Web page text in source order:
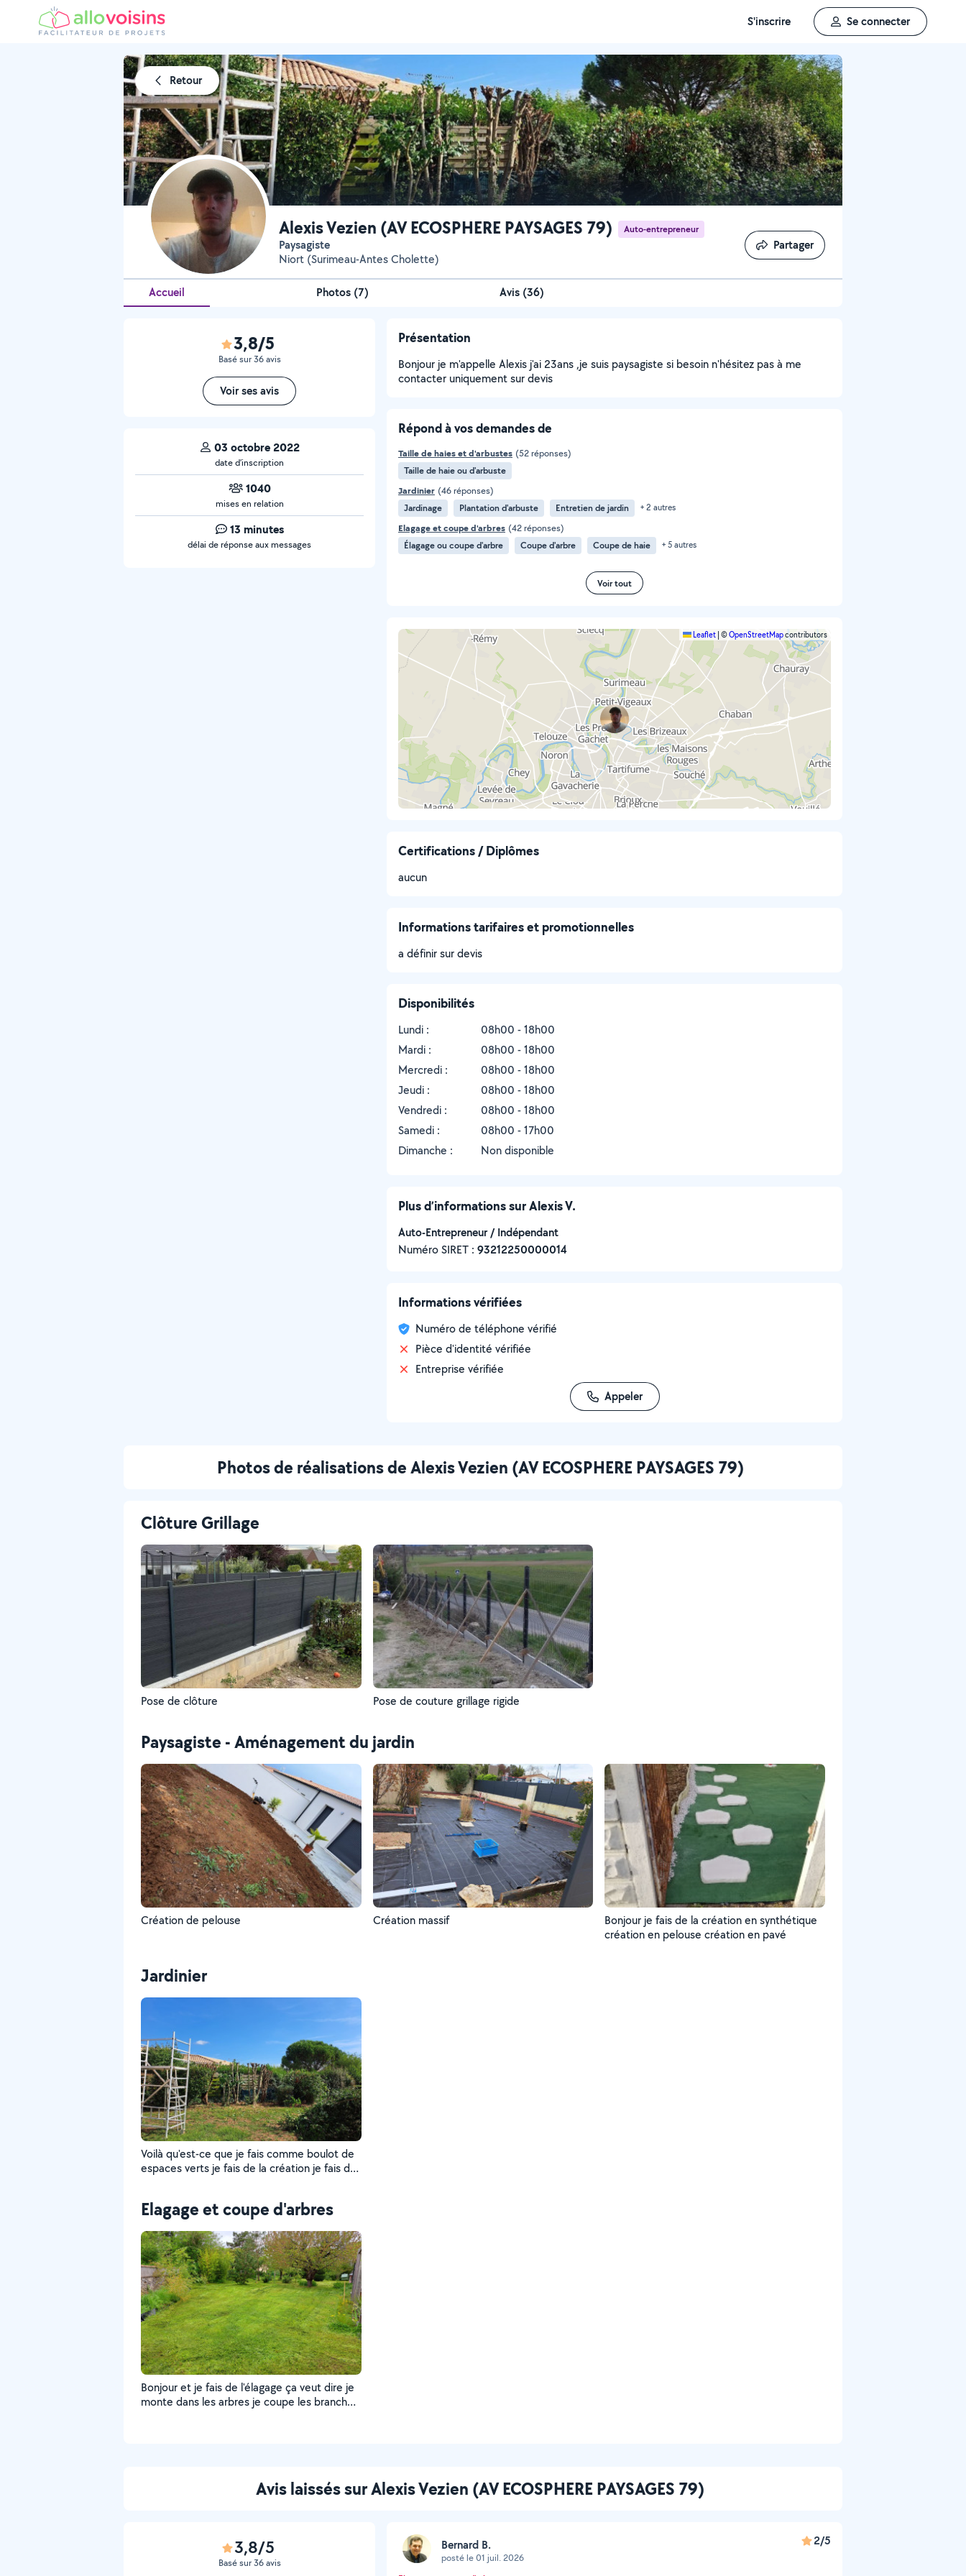
S'inscrire Se connecter
Retour
Alexis Vezien (AV ECOSPHERE PAYSAGES 79) Auto-entrepreneur
Paysagiste
Niort (Surimeau-Antes Cholette)
Partager
Partager
Accueil Photos (7) Avis (36)
3,8/5
Basé sur 36 avis
Voir ses avis
03 octobre 2022
date d’inscription
1040
mises en relation
13 minutes
délai de réponse aux messages
Présentation
Bonjour je m'appelle Alexis j'ai 23ans ,je suis paysagiste si besoin n'hésitez pas à me
contacter uniquement sur devis
Répond à vos demandes de
Taille de haies et d'arbustes (52 réponses)
Taille de haie ou d'arbuste
Jardinier (46 réponses)
Jardinage
Plantation d'arbuste Entretien de jardin + 2 autres
Elagage et coupe d'arbres (42 réponses)
Élagage ou coupe d'arbre
Coupe d'arbre Coupe de haie + 5 autres
Voir tout
Leaflet ©OpenStreetMapcontributors
Certifications / Diplômes
aucun
Informations tarifaires et promotionnelles
a définir sur devis
Disponibilités
Lundi :
08h00 - 18h00
Mardi :
08h00 - 18h00
Mercredi :
08h00 - 18h00
Jeudi :
08h00 - 18h00
Vendredi :
08h00 - 18h00
Samedi :
08h00 - 17h00
Dimanche :
Non disponible
Plus d’informations sur Alexis V.
Auto-Entrepreneur / Indépendant
Numéro SIRET : ‍93212250000014
Informations vérifiées
Numéro de téléphone vérifié
Pièce d'identité vérifiée
Entreprise vérifiée
Appeler
Photos de réalisations de Alexis Vezien (AV ECOSPHERE PAYSAGES 79)
Clôture Grillage
Pose de clôture Pose de couture grillage rigide
Paysagiste - Aménagement du jardin
Création de pelouse Création massif
Bonjour je fais de la création en synthétique
création en pelouse création en pavé
Jardinier
Voilà qu'est-ce que je fais comme boulot de
espaces verts je fais de la création je fais de
Elagage et coupe d'arbres
Bonjour et je fais de l'élagage ça veut dire je
monte dans les arbres je coupe les branches
Avis laissés sur Alexis Vezien (AV ECOSPHERE PAYSAGES 79)
3,8/5
Basé sur 36 avis
Bernard B.
posté le 01 juil. 2026
2/5